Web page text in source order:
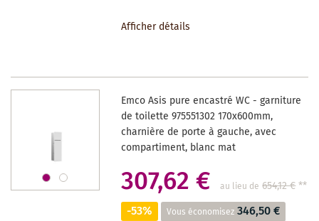
SOUHAITS
Afficher détails
Emco Asis pure encastré WC - garniture
de toilette 975551302 170x600mm,
charnière de porte à gauche, avec
compartiment, blanc mat
307,62 € au lieu de 654,12 €**
-53% Vous économisez 346,50 €